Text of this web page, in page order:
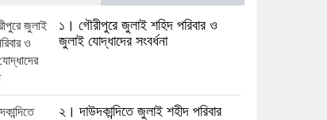
১। গৌরীপুরে জুলাই শহিদ পরিবার ও
জুলাই যোদ্ধাদের সংবর্ধনা
২। দাউদকান্দিতে জুলাই শহীদ পরিবার